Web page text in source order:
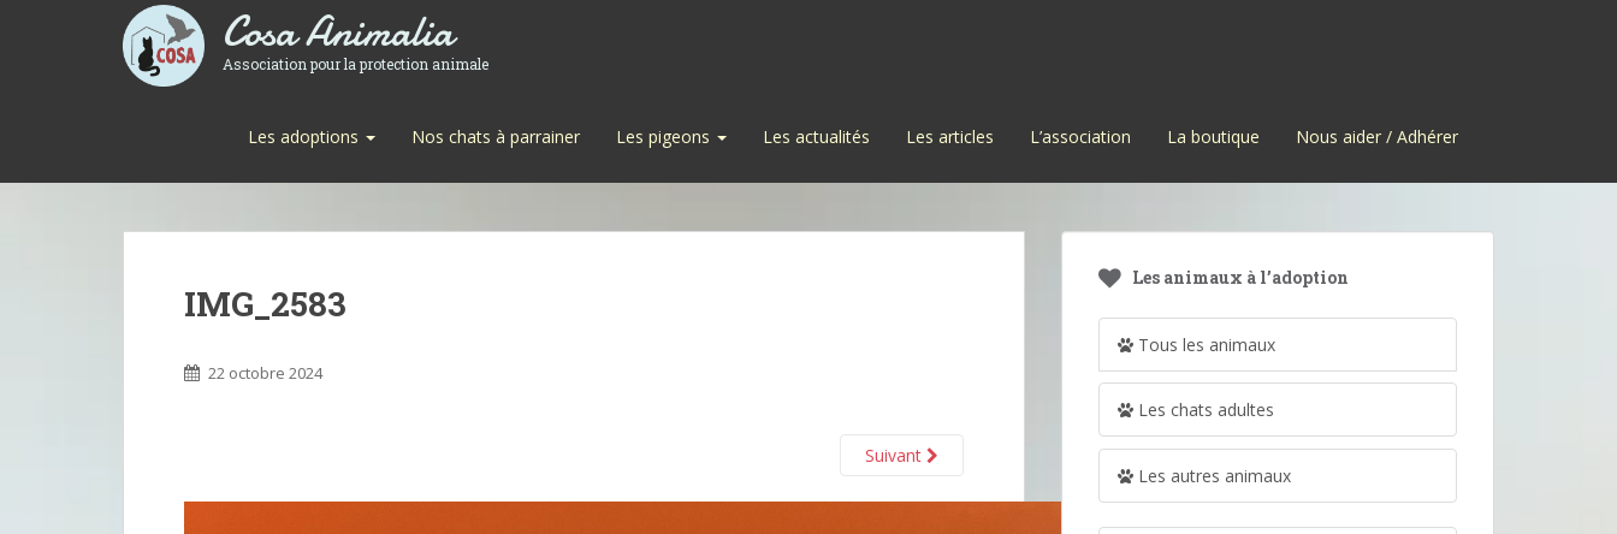
Cosa Animalia
Association pour la protection animale
Les adoptions Nos chats à parrainer Les pigeons Les actualités Les articles L’association La boutique Nous aider / Adhérer
IMG_2583
22 octobre 2024
Suivant
Les animaux à l’adoption
Tous les animaux
Les chats adultes
Les autres animaux